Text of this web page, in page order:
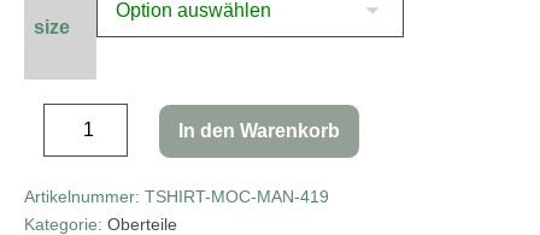
size
In den Warenkorb
Artikelnummer: TSHIRT-MOC-MAN-419
Kategorie: Oberteile